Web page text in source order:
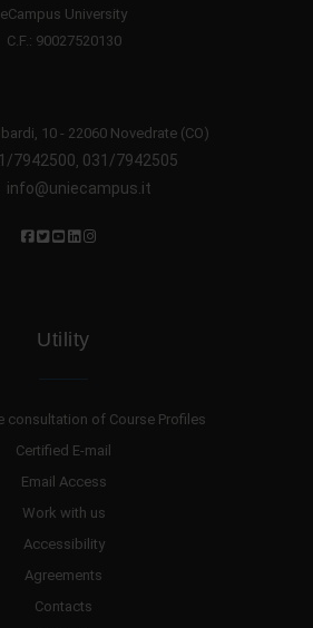
eCampus University
C.F.: 90027520130
10 - 22060 Novedrate (CO)
7942500, 031/7942505
info@uniecampus.it
Utility
consultation of Course Profiles
Certified E-mail
Email Access
Work with us
Accessibility
Agreements
Contacts